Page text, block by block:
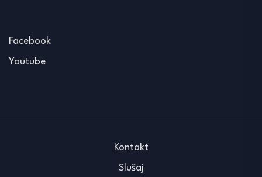
Facebook
Youtube
Kontakt
Slušaj